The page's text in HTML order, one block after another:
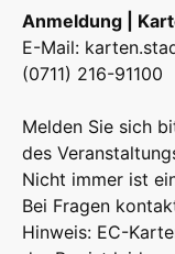
Anmeldung |
E-Mail:
(0711) 216-91100
Melden Sie sich
des
Nicht immer ist
Bei Fragen
Hinweis: EC-